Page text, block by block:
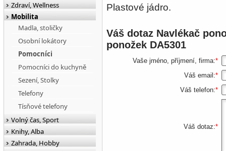
Plastové jádro.
Váš dotaz Navlékač
ponožek DA5301
Vaše jméno, příjmení, firma:*
Váš email:*
Váš telefon:*
Váš dotaz:*
Zdraví, Wellness
Mobilita
Madla, stoličky
Osobní lokátory
Pomocníci
Pomocníci do kuchyně
Sezení, Stolky
Telefony
Tísňové telefony
Volný čas, Sport
Knihy, Alba
Zahrada, Hobby